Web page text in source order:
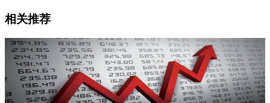
相关推荐